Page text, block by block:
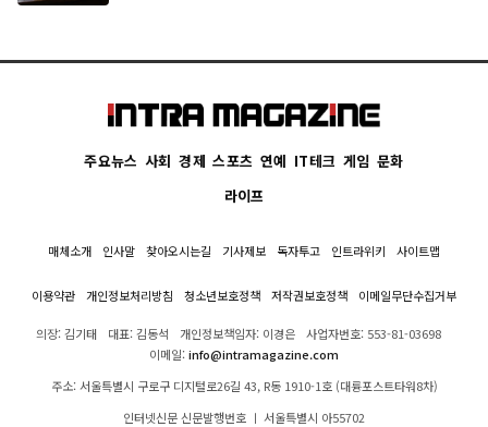
주요뉴스 사회 경제 스포츠 연예 IT테크 게임 문화
라이프
매체소개 인사말 찾아오시는길 기사제보 독자투고 인트라위키 사이트맵
이용약관 개인정보처리방침 청소년보호정책 저작권보호정책 이메일무단수집거부
의장: 김기태 대표: 김동석 개인정보책임자: 이경은
사업자번호: 553-81-03698
이메일:info@intramagazine.com
주소: 서울특별시 구로구 디지털로26길 43, R동 1910-1호 (대륭포스트타워8차)
인터넷신문 신문발행번호 ㅣ 서울특별시 아55702